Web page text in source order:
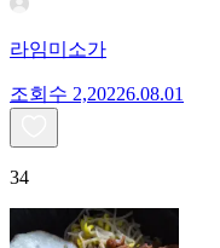
라임미소가
조회수 2,20226.08.01
34